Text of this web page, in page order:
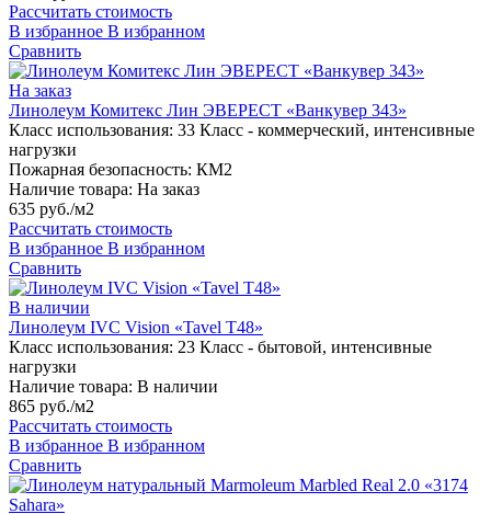
Рассчитать стоимость
В избранное В избранном
Сравнить
На заказ
Линолеум Комитекс Лин ЭВЕРЕСТ «Ванкувер 343»
Класс использования: 33 Класс - коммерческий, интенсивные
нагрузки
Пожарная безопасность: КМ2
Наличие товара: На заказ
635 руб./м2
Рассчитать стоимость
В избранное В избранном
Сравнить
В наличии
Линолеум IVC Vision «Tavel T48»
Класс использования: 23 Класс - бытовой, интенсивные
нагрузки
Наличие товара: В наличии
865 руб./м2
Рассчитать стоимость
В избранное В избранном
Сравнить